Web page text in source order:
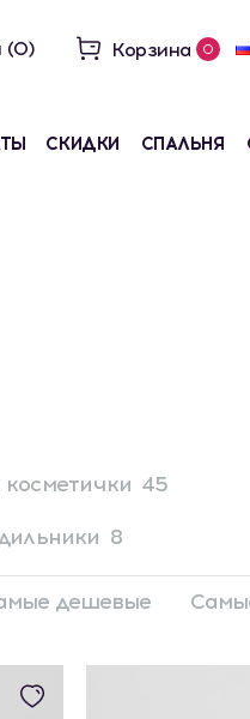
(0) Корзина 0
СКИДКИ СПАЛЬНЯ
45
8
дешевые